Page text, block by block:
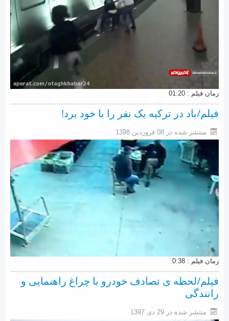
زمان فیلم : 01:20
فیلم/باد در ترکیه یک نفر را با خود برد!
منتشر شده در 08 فروردين 1398
زمان فیلم : 0:38
فیلم/لحظه ی تصادف خودرو با چراغ راهنمایی و
رانندگی
منتشر شده در 29 دی 1397